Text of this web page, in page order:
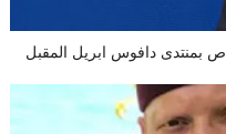
بمنتدى دافوس ابريل المقبل